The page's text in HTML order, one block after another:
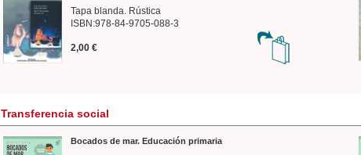
Tapa blanda. Rústica
ISBN:978-84-9705-088-3
2,00 €
Transferencia social
Bocados de mar. Educación primaria